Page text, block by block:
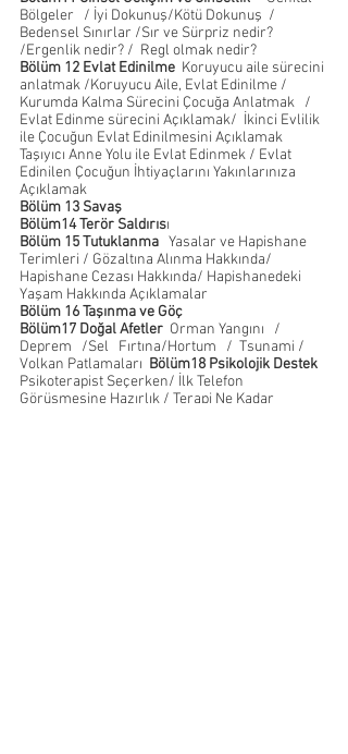
Bölgeler   / İyi Dokunuş/Kötü Dokunuş  /
Bedensel Sınırlar /Sır ve Sürpriz nedir?
/Ergenlik nedir? /  Regl olmak nedir?
Bölüm 12 Evlat Edinilme Koruyucu aile sürecini
anlatmak /Koruyucu Aile, Evlat Edinilme /
Kurumda Kalma Sürecini Çocuğa Anlatmak   /
Evlat Edinme sürecini Açıklamak/  İkinci Evlilik
ile Çocuğun Evlat Edinilmesini Açıklamak
Taşıyıcı Anne Yolu ile Evlat Edinmek / Evlat
Edinilen Çocuğun İhtiyaçlarını Yakınlarınıza
Açıklamak
Bölüm 13 Savaş
Bölüm14 Terör Saldırısı
Bölüm 15 Tutuklanma Yasalar ve Hapishane
Terimleri / Gözaltına Alınma Hakkında/
Hapishane Cezası Hakkında/ Hapishanedeki
Yaşam Hakkında Açıklamalar
Bölüm 16 Taşınma ve Göç
Bölüm17 Doğal Afetler Orman Yangını   /
Deprem   /Sel   Fırtına/Hortum   /  Tsunami /
Volkan Patlamaları Bölüm18 Psikolojik Destek
Psikoterapist Seçerken/ İlk Telefon
Görüşmesine Hazırlık / Terapi Ne Kadar